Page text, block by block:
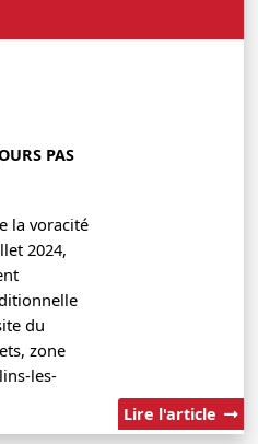
PAS
la voracité
2024,
du
zone
les-
Lire l'article